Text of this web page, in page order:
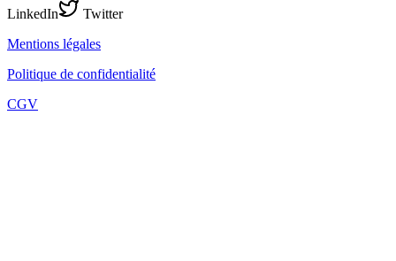
LinkedIn
Twitter
Mentions légales
Politique de confidentialité
CGV